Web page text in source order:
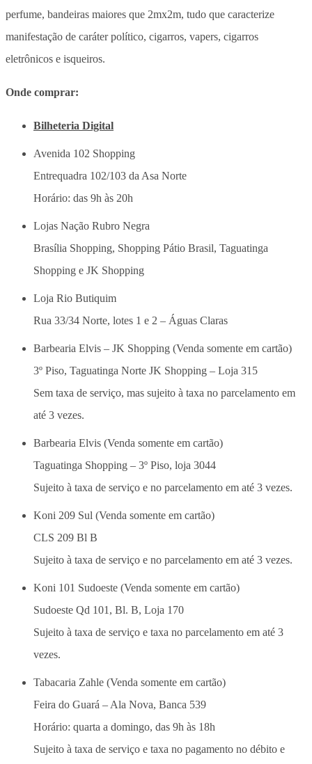
perfume, bandeiras maiores que 2mx2m, tudo que caracterize
manifestação de caráter político, cigarros, vapers, cigarros
eletrônicos e isqueiros.
Onde comprar:
Bilheteria Digital
Avenida 102 Shopping
Entrequadra 102/103 da Asa Norte
Horário: das 9h às 20h
Lojas Nação Rubro Negra
Brasília Shopping, Shopping Pátio Brasil, Taguatinga
Shopping e JK Shopping
Loja Rio Butiquim
Rua 33/34 Norte, lotes 1 e 2 – Águas Claras
Barbearia Elvis – JK Shopping (Venda somente em cartão)
3º Piso, Taguatinga Norte JK Shopping – Loja 315
Sem taxa de serviço, mas sujeito à taxa no parcelamento em
até 3 vezes.
Barbearia Elvis (Venda somente em cartão)
Taguatinga Shopping – 3º Piso, loja 3044
Sujeito à taxa de serviço e no parcelamento em até 3 vezes.
Koni 209 Sul (Venda somente em cartão)
CLS 209 Bl B
Sujeito à taxa de serviço e no parcelamento em até 3 vezes.
Koni 101 Sudoeste (Venda somente em cartão)
Sudoeste Qd 101, Bl. B, Loja 170
Sujeito à taxa de serviço e taxa no parcelamento em até 3
vezes.
Tabacaria Zahle (Venda somente em cartão)
Feira do Guará – Ala Nova, Banca 539
Horário: quarta a domingo, das 9h às 18h
Sujeito à taxa de serviço e taxa no pagamento no débito e